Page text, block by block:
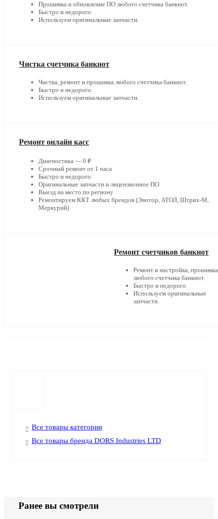
Прошивка и обновление ПО любого счетчика банкнот.
Быстро и недорого.
Используем оригинальные запчасти.
Чистка счетчика банкнот
Чистка, ремонт и прошивка любого счетчика банкнот.
Быстро и недорого.
Используем оригинальные запчасти.
Ремонт онлайн касс
Диагностика — 0 ₽
Срочный ремонт от 1 часа
Быстро и недорого
Оригинальные запчасти и лицензионное ПО
Выезд на место по региону
Ремонтируем ККТ любых брендов (Эвотор, АТОЛ, Штрих-М,
Меркурий)
Ремонт счетчиков банкнот
Ремонт и настройка, прошивка
любого счетчика банкнот.
Быстро и недорого.
Используем оригинальные
запчасти.
Все товары категории
Все товары бренда DORS Industries LTD
Ранее вы смотрели